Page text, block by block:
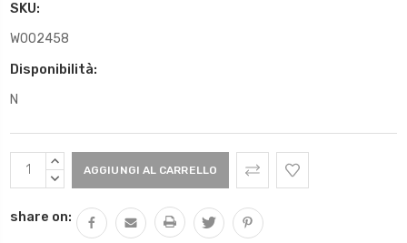
SKU:
W002458
Disponibilità:
N
Scorta
Attuale:
AUMENTARE
QUANTITÀ:
DIMINUIRE
share on: